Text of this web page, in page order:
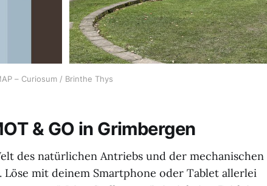
– Curiosum / Brinthe Thys
& GO in Grimbergen
des natürlichen Antriebs und der mechanischen
. Löse mit deinem Smartphone oder Tablet allerlei